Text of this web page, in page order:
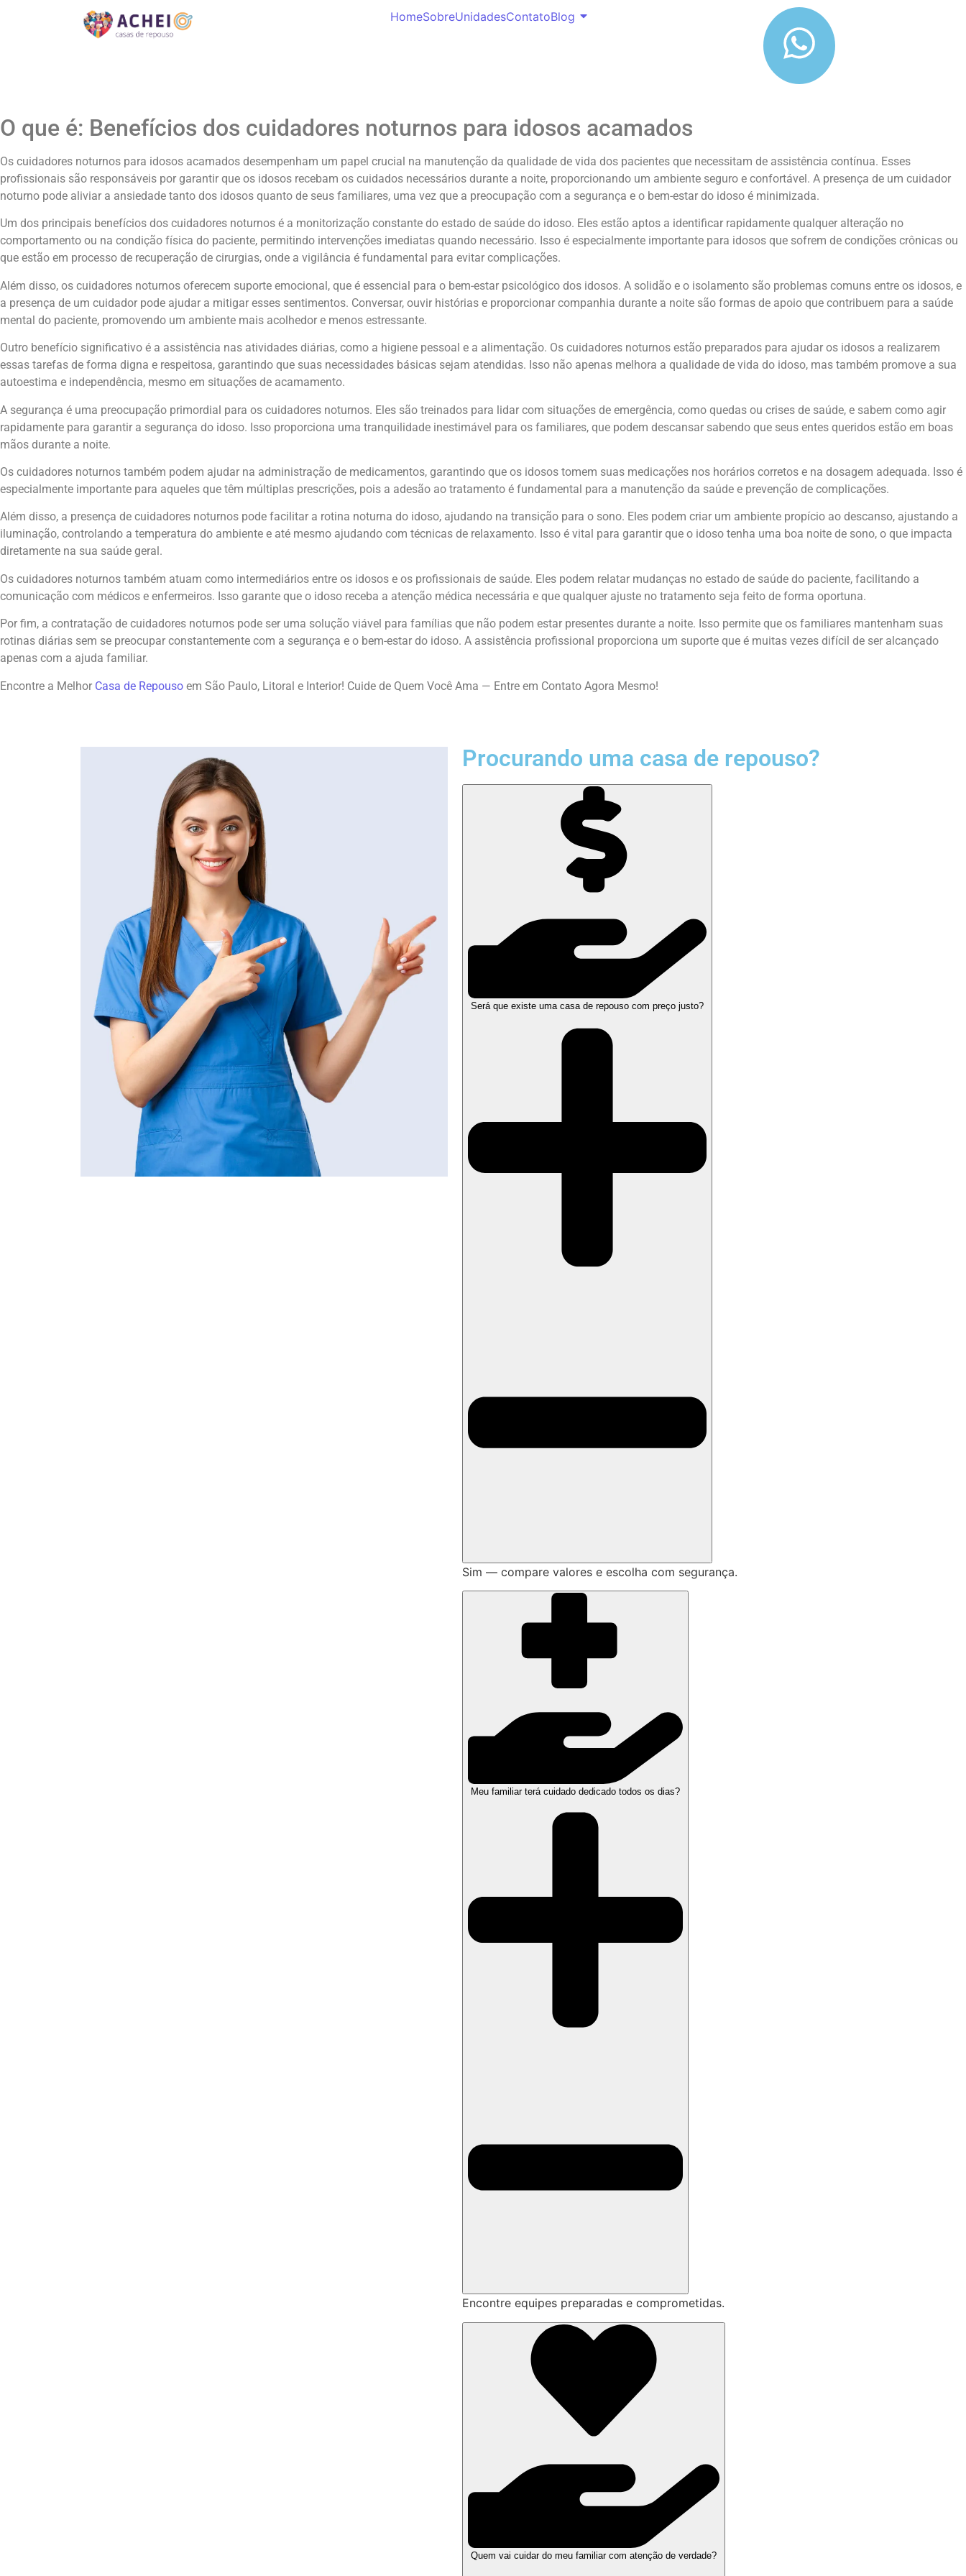
HomeSobreUnidadesContatoBlog
O que é: Benefícios dos cuidadores noturnos para idosos acamados
Os cuidadores noturnos para idosos acamados desempenham um papel crucial na manutenção da qualidade de vida dos pacientes que necessitam de assistência contínua. Esses
profissionais são responsáveis por garantir que os idosos recebam os cuidados necessários durante a noite, proporcionando um ambiente seguro e confortável. A presença de um cuidador
noturno pode aliviar a ansiedade tanto dos idosos quanto de seus familiares, uma vez que a preocupação com a segurança e o bem-estar do idoso é minimizada.
Um dos principais benefícios dos cuidadores noturnos é a monitorização constante do estado de saúde do idoso. Eles estão aptos a identificar rapidamente qualquer alteração no
comportamento ou na condição física do paciente, permitindo intervenções imediatas quando necessário. Isso é especialmente importante para idosos que sofrem de condições crônicas ou
que estão em processo de recuperação de cirurgias, onde a vigilância é fundamental para evitar complicações.
Além disso, os cuidadores noturnos oferecem suporte emocional, que é essencial para o bem-estar psicológico dos idosos. A solidão e o isolamento são problemas comuns entre os idosos, e
a presença de um cuidador pode ajudar a mitigar esses sentimentos. Conversar, ouvir histórias e proporcionar companhia durante a noite são formas de apoio que contribuem para a saúde
mental do paciente, promovendo um ambiente mais acolhedor e menos estressante.
Outro benefício significativo é a assistência nas atividades diárias, como a higiene pessoal e a alimentação. Os cuidadores noturnos estão preparados para ajudar os idosos a realizarem
essas tarefas de forma digna e respeitosa, garantindo que suas necessidades básicas sejam atendidas. Isso não apenas melhora a qualidade de vida do idoso, mas também promove a sua
autoestima e independência, mesmo em situações de acamamento.
A segurança é uma preocupação primordial para os cuidadores noturnos. Eles são treinados para lidar com situações de emergência, como quedas ou crises de saúde, e sabem como agir
rapidamente para garantir a segurança do idoso. Isso proporciona uma tranquilidade inestimável para os familiares, que podem descansar sabendo que seus entes queridos estão em boas
mãos durante a noite.
Os cuidadores noturnos também podem ajudar na administração de medicamentos, garantindo que os idosos tomem suas medicações nos horários corretos e na dosagem adequada. Isso é
especialmente importante para aqueles que têm múltiplas prescrições, pois a adesão ao tratamento é fundamental para a manutenção da saúde e prevenção de complicações.
Além disso, a presença de cuidadores noturnos pode facilitar a rotina noturna do idoso, ajudando na transição para o sono. Eles podem criar um ambiente propício ao descanso, ajustando a
iluminação, controlando a temperatura do ambiente e até mesmo ajudando com técnicas de relaxamento. Isso é vital para garantir que o idoso tenha uma boa noite de sono, o que impacta
diretamente na sua saúde geral.
Os cuidadores noturnos também atuam como intermediários entre os idosos e os profissionais de saúde. Eles podem relatar mudanças no estado de saúde do paciente, facilitando a
comunicação com médicos e enfermeiros. Isso garante que o idoso receba a atenção médica necessária e que qualquer ajuste no tratamento seja feito de forma oportuna.
Por fim, a contratação de cuidadores noturnos pode ser uma solução viável para famílias que não podem estar presentes durante a noite. Isso permite que os familiares mantenham suas
rotinas diárias sem se preocupar constantemente com a segurança e o bem-estar do idoso. A assistência profissional proporciona um suporte que é muitas vezes difícil de ser alcançado
apenas com a ajuda familiar.
Encontre a Melhor Casa de Repouso em São Paulo, Litoral e Interior! Cuide de Quem Você Ama — Entre em Contato Agora Mesmo!
Procurando uma casa de repouso?
Será que existe uma casa de repouso com preço justo?
Sim — compare valores e escolha com segurança.
Meu familiar terá cuidado dedicado todos os dias?
Encontre equipes preparadas e comprometidas.
Quem vai cuidar do meu familiar com atenção de verdade?